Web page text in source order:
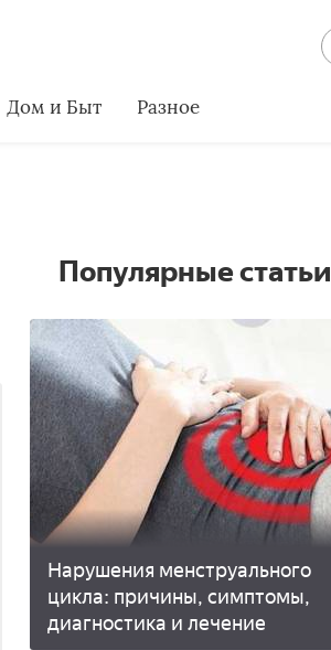
Дом и Быт Разное
Популярные статьи
Нарушения менструального
цикла: причины, симптомы,
диагностика и лечение